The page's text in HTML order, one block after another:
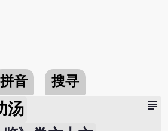
拼音 搜寻
subject
汤